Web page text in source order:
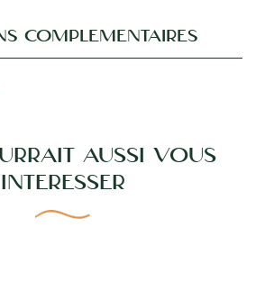
COMPLÉMENTAIRES
AUSSI VOUS
INTÉRESSER